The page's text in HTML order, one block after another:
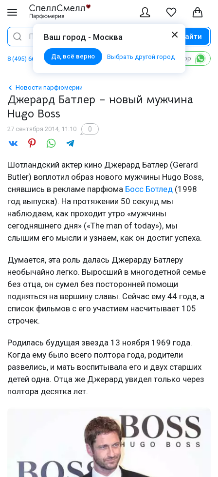
Ваш город - Москва
Да, всё верно Выбрать другой город
Поиск Найти
8 (495) 668 06 02 Написать в WhatsApp
Новости парфюмерии
Джерард Батлер – новый мужчина
Hugo Boss
27 сентября 2014, 11:10 0
Шотландский актер кино Джерард Батлер (Gerard
Butler) воплотил образ нового мужчины Hugo Boss,
снявшись в рекламе парфюма Босс Ботлед (1998
год выпуска). На протяжении 50 секунд мы
наблюдаем, как проходит утро «мужчины
сегодняшнего дня» («The man of today»), мы
слышим его мысли и узнаем, как он достиг успеха.
Думается, эта роль далась Джерарду Батлеру
необычайно легко. Выросший в многодетной семье
без отца, он сумел без посторонней помощи
подняться на вершину славы. Сейчас ему 44 года, а
список фильмов с его участием насчитывает 105
строчек.
Родилась будущая звезда 13 ноября 1969 года.
Когда ему было всего полтора года, родители
развелись, и мать воспитывала его и двух старших
детей одна. Отца же Джерард увидел только через
полтора десятка лет.